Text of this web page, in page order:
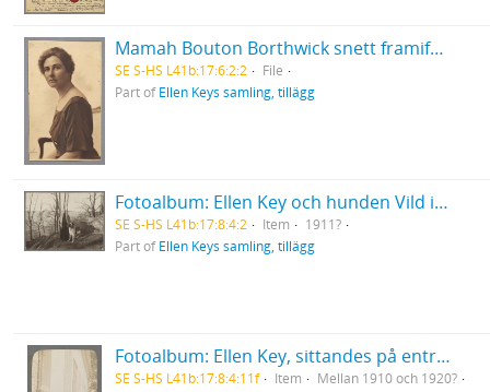
Mamah Bouton Borthwick snett framifrån, sittande på stol
SE S-HS L41b:17:6:2:2
File
Part ofEllen Keys samling, tillägg
Fotoalbum: Ellen Key och hunden Vild intill trappan till Strand, med Vättern i fonden
SE S-HS L41b:17:8:4:2 Item
1911?
Part ofEllen Keys samling, tillägg
Fotoalbum: Ellen Key, sittandes på entrétrappan till Strand
SE S-HS L41b:17:8:4:11f Item
Mellan 1910 och 1920?